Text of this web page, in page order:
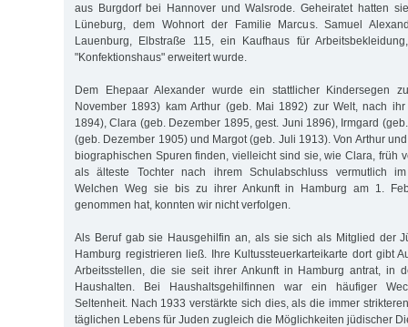
aus Burg­dorf bei Hannover und Walsrode. Geheiratet hatten
Lüneburg, dem Wohnort der Familie Marcus. Samuel
Lauenburg, Elbstraße 115, ein Kaufhaus für
"Konfektionshaus" erweitert wurde.
Dem Ehepaar Alexander wurde ein stattlicher Kindersegen
November 1893) kam Arthur (geb. Mai 1892) zur Welt, nach
1894), Clara (geb. Dezember 1895, gest. Juni 1896), Irmgard
(geb. Dezember 1905) und Margot (geb. Juli 1913). Von Arthur
biographischen Spuren finden, vielleicht sind sie, wie Clara, früh
als älteste Tochter nach ihrem Schulabschluss vermutlich
Welchen Weg sie bis zu ihrer Ankunft in Hamburg am 1.
genommen hat, konnten wir nicht verfolgen.
Als Beruf gab sie Hausgehilfin an, als sie sich als Mitglied der
Hamburg registrieren ließ. Ihre Kultussteuerkarteikarte dort gibt
Arbeitsstellen, die sie seit ihrer Ankunft in Hamburg antrat, in
Haushalten. Bei Haushaltsgehilfinnen war ein häufiger
Seltenheit. Nach 1933 verstärkte sich dies, als die immer
täglichen Lebens für Juden zugleich die Möglichkeiten jüdischer